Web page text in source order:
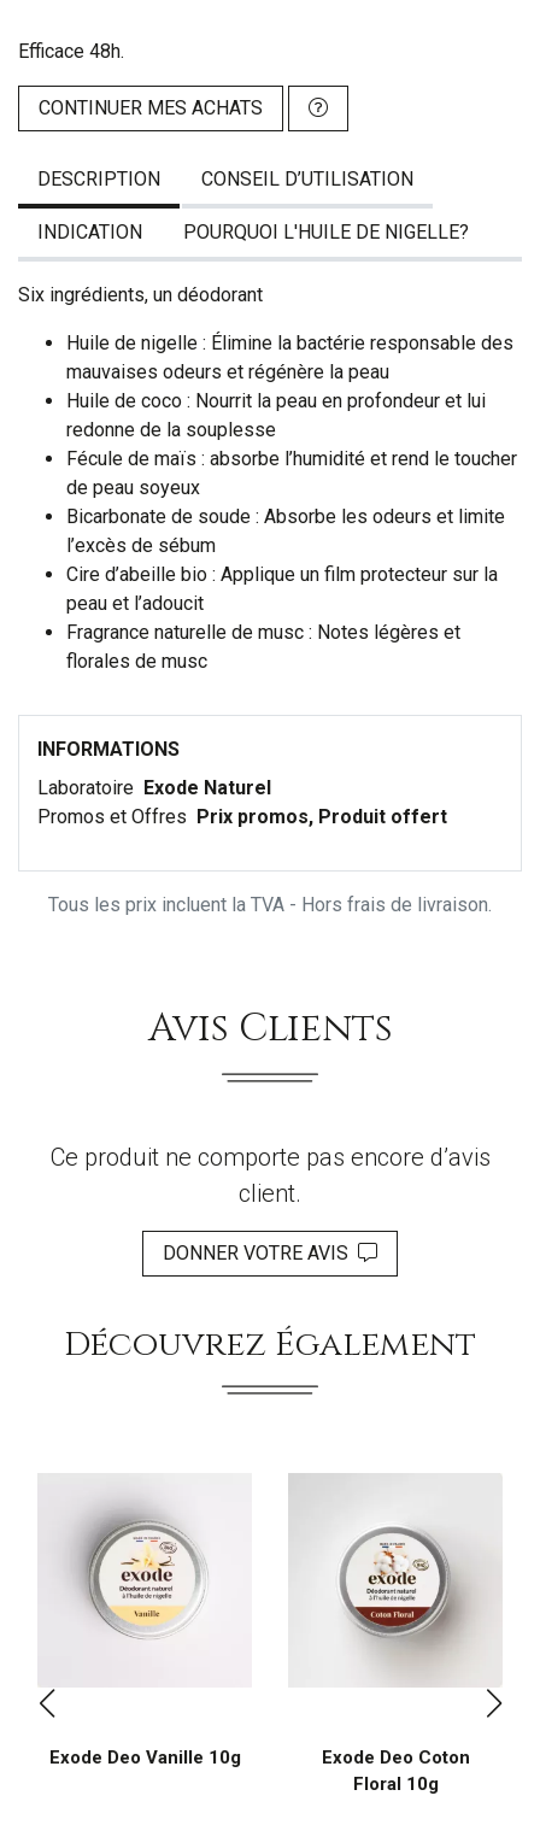
Efficace 48h.
CONTINUER MES ACHATS
DESCRIPTION CONSEIL D’UTILISATION
INDICATION POURQUOI L'HUILE DE NIGELLE?
Six ingrédients, un déodorant
Huile de nigelle : Élimine la bactérie responsable des
mauvaises odeurs et régénère la peau
Huile de coco : Nourrit la peau en profondeur et lui
redonne de la souplesse
Fécule de maïs : absorbe l’humidité et rend le toucher
de peau soyeux
Bicarbonate de soude : Absorbe les odeurs et limite
l’excès de sébum
Cire d’abeille bio : Applique un film protecteur sur la
peau et l’adoucit
Fragrance naturelle de musc : Notes légères et
florales de musc
INFORMATIONS
Laboratoire Exode Naturel
Promos et Offres
Prix promos, Produit offert
Tous les prix incluent la TVA - Hors frais de livraison.
Avis Clients
Ce produit ne comporte pas encore d’avis
client.
DONNER VOTRE AVIS
Découvrez Également
Exode Deo Vanille 10g
Exode Deo Coton
Floral 10g